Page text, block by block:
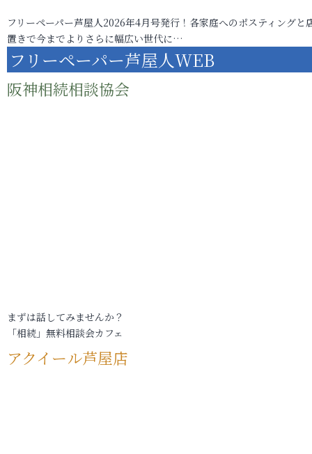
フリーペーパー芦屋人2026年4月号発行！各家庭へのポスティングと
置きで今までよりさらに幅広い世代に…
フリーペーパー芦屋人WEB
阪神相続相談協会
まずは話してみませんか？
「相続」無料相談会カフェ
アクイール芦屋店